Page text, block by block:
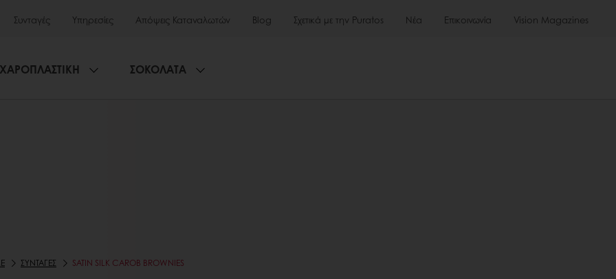
Συνταγές Υπηρεσίες Απόψεις Καταναλωτών Blog Σχετικά με την Puratos Νέα Επικοινωνία Vision Magazines
ΣΟΚΟΛΑΤΑ
ΣΥΝΤΑΓΕΣ SATIN SILK CAROB BROWNIES